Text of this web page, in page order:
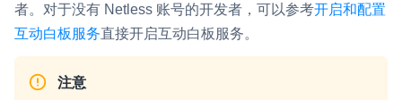
对接国内外多家 CDN 供应商，提供一个整体播放体验最佳的
CDN 直播方案
为智能硬件提供优质的媒体流传输，实现人与人、人与物、物与
者。对于没有 Netless 账号的开发者，可以参考开启和配置
互动白板服务直接开启互动白板服务。
注意